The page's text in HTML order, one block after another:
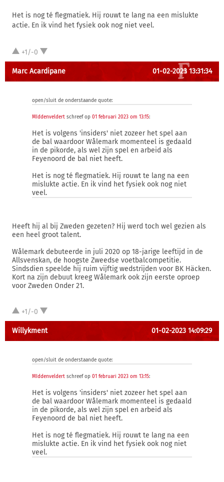
Het is nog té flegmatiek. Hij rouwt te lang na een mislukte
actie. En ik vind het fysiek ook nog niet veel.
+1/-0
Marc Acardipane 01-02-2023 13:31:34
open/sluit de onderstaande quote:
MIddenveldert schreef op 01 februari 2023 om 13:15:
Het is volgens 'insiders' niet zozeer het spel aan
de bal waardoor Wålemark momenteel is gedaald
in de pikorde, als wel zijn spel en arbeid als
Feyenoord de bal niet heeft.
Het is nog té flegmatiek. Hij rouwt te lang na een
mislukte actie. En ik vind het fysiek ook nog niet
veel.
Heeft hij al bij Zweden gezeten? Hij werd toch wel gezien als
een heel groot talent.
Wålemark debuteerde in juli 2020 op 18-jarige leeftijd in de
Allsvenskan, de hoogste Zweedse voetbalcompetitie.
Sindsdien speelde hij ruim vijftig wedstrijden voor BK Häcken.
Kort na zijn debuut kreeg Wålemark ook zijn eerste oproep
voor Zweden Onder 21.
+1/-0
Willykment 01-02-2023 14:09:29
open/sluit de onderstaande quote:
MIddenveldert schreef op 01 februari 2023 om 13:15:
Het is volgens 'insiders' niet zozeer het spel aan
de bal waardoor Wålemark momenteel is gedaald
in de pikorde, als wel zijn spel en arbeid als
Feyenoord de bal niet heeft.
Het is nog té flegmatiek. Hij rouwt te lang na een
mislukte actie. En ik vind het fysiek ook nog niet
veel.